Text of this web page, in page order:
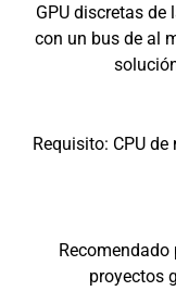
GPU discretas de
con un bus de al
Requisito: CPU
proyectos